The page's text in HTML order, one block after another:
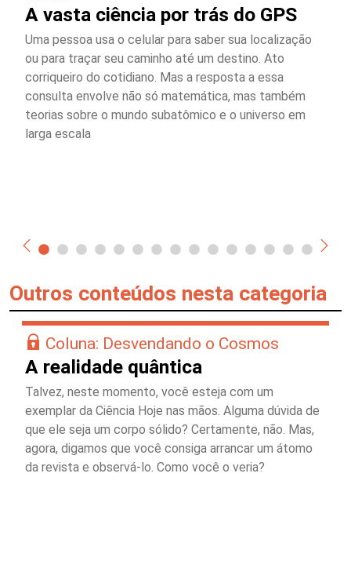
A vasta ciência por trás do GPS
Uma pessoa usa o celular para saber sua localização
ou para traçar seu caminho até um destino. Ato
corriqueiro do cotidiano. Mas a resposta a essa
consulta envolve não só matemática, mas também
teorias sobre o mundo subatômico e o universo em
larga escala
Outros conteúdos nesta categoria
Coluna: Desvendando o Cosmos
A realidade quântica
Talvez, neste momento, você esteja com um
exemplar da Ciência Hoje nas mãos. Alguma dúvida de
que ele seja um corpo sólido? Certamente, não. Mas,
agora, digamos que você consiga arrancar um átomo
da revista e observá-lo. Como você o veria?